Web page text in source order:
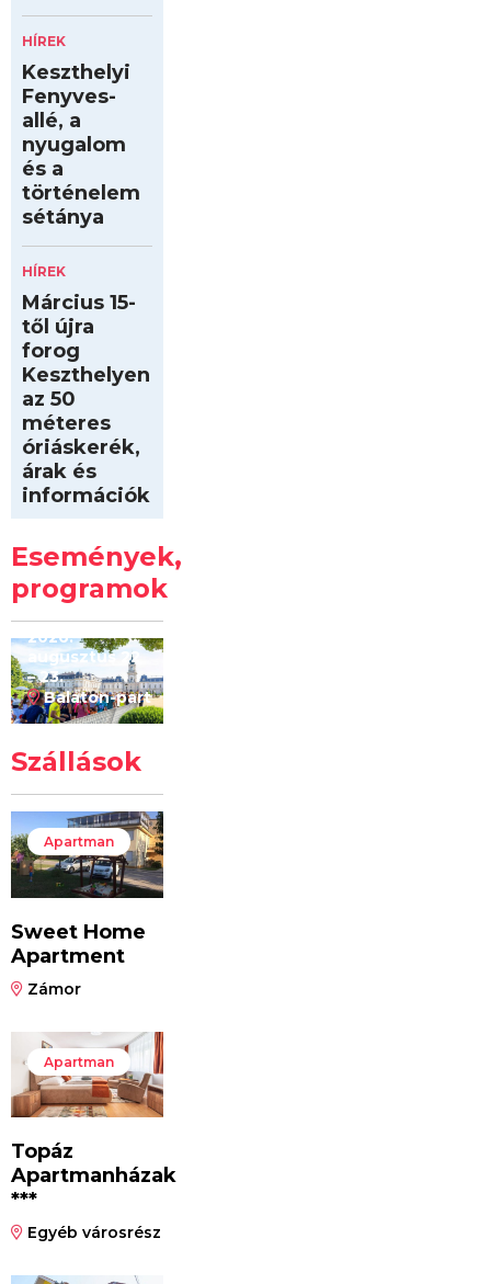
HÍREK
Keszthelyi
Fenyves-
allé, a
nyugalom
és a
történelem
sétánya
HÍREK
Március 15-
től újra
forog
Keszthelyen
az 50
méteres
óriáskerék,
árak és
információk
Események,
programok
Kilóméterek
2026
2026.
augusztus 22
– 23.
Balaton-part
Szállások
Apartman
Sweet Home
Apartment
Zámor
Apartman
Topáz
Apartmanházak
***
Egyéb városrész